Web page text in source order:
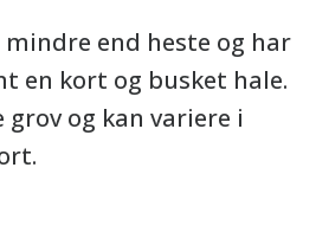
end heste og har
en kort og busket hale.
grov og kan variere i